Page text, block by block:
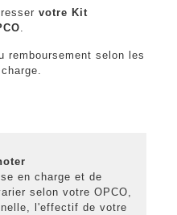
votre Kit
.
remboursement selon les
en charge et de
selon votre OPCO,
l'effectif de votre